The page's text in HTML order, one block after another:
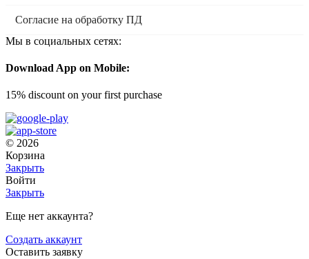
Согласие на обработку ПД
Мы в социальных сетях:
Download App on Mobile:
15% discount on your first purchase
© 2026
Корзина
Закрыть
Войти
Закрыть
Еще нет аккаунта?
Создать аккаунт
Оставить заявку